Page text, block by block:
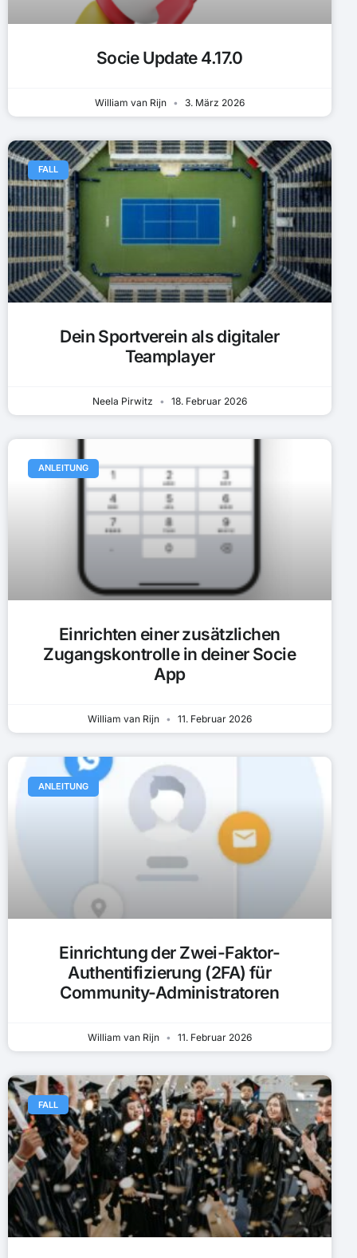
Socie Update 4.17.0
William van Rijn 3. März 2026
FALL
Dein Sportverein als digitaler
Teamplayer
Neela Pirwitz 18. Februar 2026
ANLEITUNG
Einrichten einer zusätzlichen
Zugangskontrolle in deiner Socie
App
William van Rijn 11. Februar 2026
ANLEITUNG
Einrichtung der Zwei-Faktor-
Authentifizierung (2FA) für
Community-Administratoren
William van Rijn 11. Februar 2026
FALL